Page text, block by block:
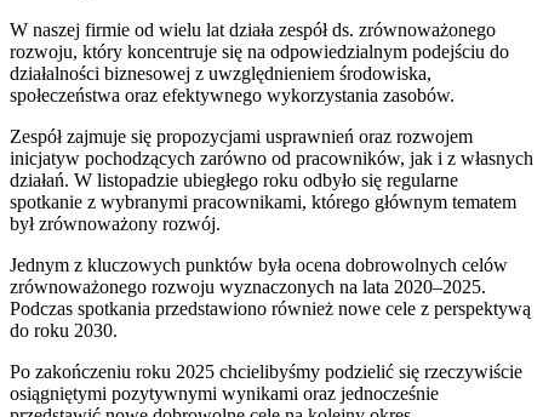
W naszej firmie od wielu lat działa zespół ds. zrównoważonego
rozwoju, który koncentruje się na odpowiedzialnym podejściu do
działalności biznesowej z uwzględnieniem środowiska,
społeczeństwa oraz efektywnego wykorzystania zasobów.
Zespół zajmuje się propozycjami usprawnień oraz rozwojem
inicjatyw pochodzących zarówno od pracowników, jak i z własnych
działań. W listopadzie ubiegłego roku odbyło się regularne
spotkanie z wybranymi pracownikami, którego głównym tematem
był zrównoważony rozwój.
Jednym z kluczowych punktów była ocena dobrowolnych celów
zrównoważonego rozwoju wyznaczonych na lata 2020–2025.
Podczas spotkania przedstawiono również nowe cele z perspektywą
do roku 2030.
Po zakończeniu roku 2025 chcielibyśmy podzielić się rzeczywiście
osiągniętymi pozytywnymi wynikami oraz jednocześnie